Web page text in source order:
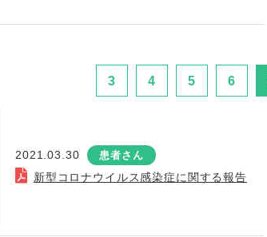
3 4 5 6
2021.03.30 患者さん
新型コロナウイルス感染症に関する報告